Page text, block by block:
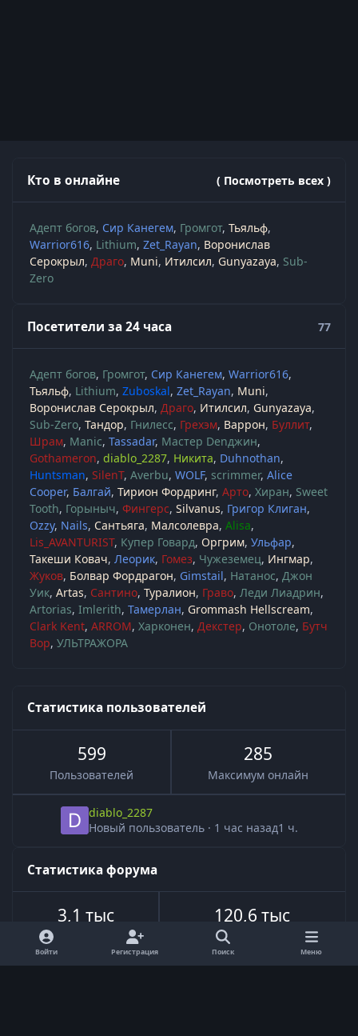
Кто в онлайне ( Посмотреть всех )
Адепт богов Сир Канегем Громгот Тьяльф
Warrior616 Lithium Zet_Rayan Воронислав
Серокрыл Драго Muni Итилсил Gunyazaya Sub-
Zero
Посетители за 24 часа 77
Адепт богов Громгот Сир Канегем Warrior616
Тьяльф Lithium Zuboskal Zet_Rayan Muni
Воронислав Серокрыл Драго Итилсил Gunyazaya
Sub-Zero Тандор Гнилесс Грехэм Варрон Буллит
Шрам Manic Tassadar Мастер Denджин
Gothameron diablo_2287 Никита Duhnothan
Huntsman SilenT Averbu WOLF scrimmer Alice
Cooper Балгай Тирион Фордринг Арто Хиран Sweet
Tooth Горыныч Фингерс Silvanus Григор Клиган
Ozzy Nails Сантьяга Малсолевра Alisa
Lis_AVANTURIST Купер Говард Оргрим Ульфар
Такеши Ковач Леорик Гомез Чужеземец Ингмар
Жуков Болвар Фордрагон Gimstail Натанос Джон
Уик Artas Сантино Туралион Граво Леди Лиадрин
Artorias Imlerith Тамерлан Grommash Hellscream
Clark Kent ARROM Харконен Декстер Онотоле Бутч
Вор УЛЬТРАЖОРА
Статистика пользователей
599
Пользователей
285
Максимум онлайн
diablo_2287
Новый пользователь · 1 час назад1 ч.
Статистика форума
3,1 тыс
Всего сообщений
120,6 тыс
Войти Регистрация Поиск Меню